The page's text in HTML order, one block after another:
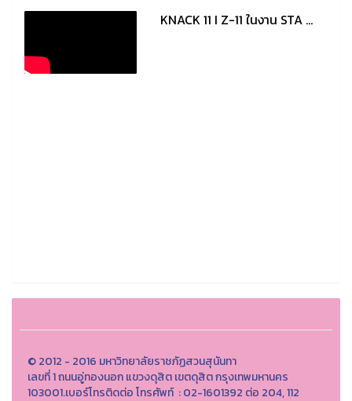
KNACK 11 I Z-11 ในงาน STA ...
© 2012 - 2016 มหาวิทยาลัยราชภัฏสวนสุนันทา
เลขที่ 1 ถนนอู่ทองนอก แขวงดุสิต เขตดุสิต กรุงเทพมหานคร
103001.เบอร์โทรติดต่อ โทรศัพท์ : 02-1601392 ต่อ 204, 112